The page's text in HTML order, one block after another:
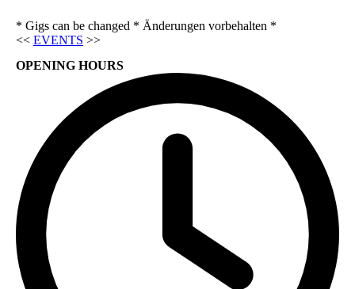
* Gigs can be changed * Änderungen vorbehalten *
<< EVENTS >>
OPENING HOURS